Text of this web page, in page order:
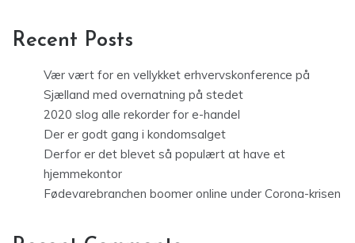
Recent Posts
Vær vært for en vellykket erhvervskonference på
Sjælland med overnatning på stedet
2020 slog alle rekorder for e-handel
Der er godt gang i kondomsalget
Derfor er det blevet så populært at have et
hjemmekontor
Fødevarebranchen boomer online under Corona-krisen